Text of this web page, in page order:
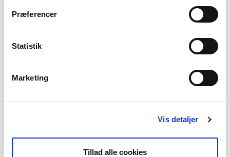
Præferencer
Statistik
Marketing
Vis detaljer
Tillad alle cookies
(EUR €)
(EUR €)
$)
(USD $)